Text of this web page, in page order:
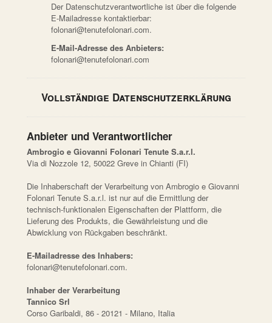
Der Datenschutzverantwortliche ist über die folgende
E-Mailadresse kontaktierbar:
folonari@tenutefolonari.com.
E-Mail-Adresse des Anbieters:
folonari@tenutefolonari.com
Vollständige Datenschutzerklärung
Anbieter und Verantwortlicher
Ambrogio e Giovanni Folonari Tenute S.a.r.l.
Via di Nozzole 12, 50022 Greve in Chianti (FI)
Die Inhaberschaft der Verarbeitung von Ambrogio e Giovanni
Folonari Tenute S.a.r.l. ist nur auf die Ermittlung der
technisch-funktionalen Eigenschaften der Plattform, die
Lieferung des Produkts, die Gewährleistung und die
Abwicklung von Rückgaben beschränkt.
E-Mailadresse des Inhabers:
folonari@tenutefolonari.com.
Inhaber der Verarbeitung
Tannico Srl
Corso Garibaldi, 86 - 20121 - Milano, Italia